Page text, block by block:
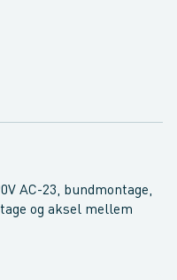
AC-23, bundmontage,
og aksel mellem